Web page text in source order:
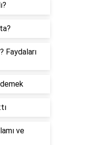
Faydaları
ve